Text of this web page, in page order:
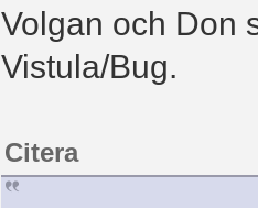
Volgan och Don
Vistula/Bug.
Citera